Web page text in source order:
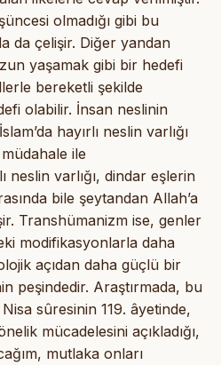
olmadığı gibi bu
da çelişir. Diğer yandan
yaşamak gibi bir hedefi
bereketli şekilde
olabilir. İnsan neslinin
hayırlı neslin varlığı
ile
neslin varlığı, dindar eşlerin
bile şeytandan Allah’a
Transhümanizm ise, genler
modifikasyonlarla daha
açıdan daha güçlü bir
peşindedir. Araştırmada, bu
sûresinin 119. âyetinde,
mücadelesini açıkladığı,
mutlaka onları